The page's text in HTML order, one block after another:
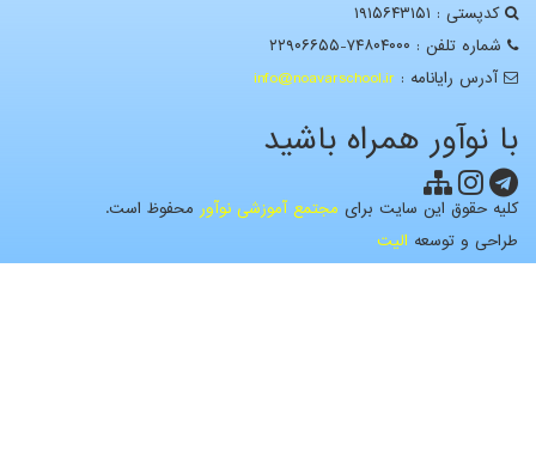
کدپستی : ۱۹۱۵۶۴۳۱۵۱
شماره تلفن : ۷۴۸۰۴۰۰۰-۲۲۹۰۶۶۵۵
آدرس رايانامه : info@noavarschool.ir
با نوآور همراه باشید
کلیه حقوق این سایت برای مجتمع آموزشی نوآور محفوظ است.
طراحی و توسعه الیت